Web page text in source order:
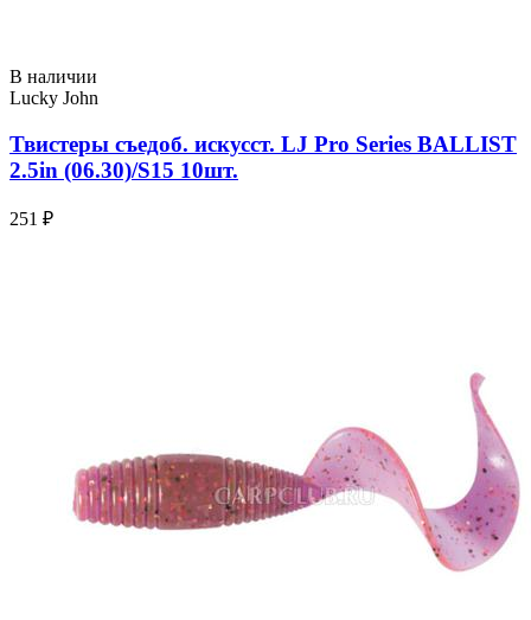
В наличии
Lucky John
Твистеры съедоб. искусст. LJ Pro Series BALLIST
2.5in (06.30)/S15 10шт.
251 ₽